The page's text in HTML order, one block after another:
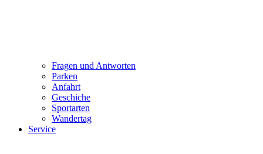
Fragen und Antworten
Parken
Anfahrt
Geschiche
Sportarten
Wandertag
Service